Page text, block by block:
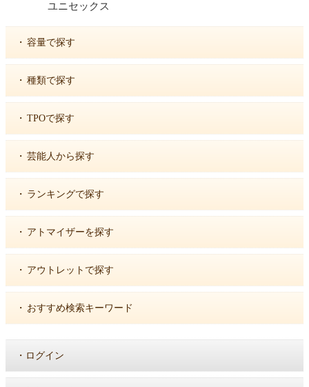
ユニセックス
・ 容量で探す
・ 種類で探す
・ TPOで探す
・ 芸能人から探す
・ ランキングで探す
・ アトマイザーを探す
・ アウトレットで探す
・ おすすめ検索キーワード
・ ログイン